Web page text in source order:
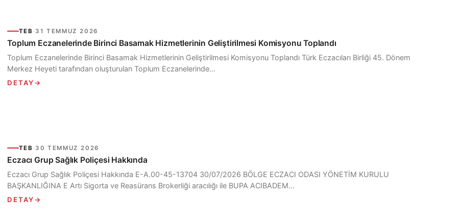
TEB ·31 TEMMUZ 2026
Toplum Eczanelerinde Birinci Basamak Hizmetlerinin Geliştirilmesi Komisyonu Toplandı
Toplum Eczanelerinde Birinci Basamak Hizmetlerinin Geliştirilmesi Komisyonu Toplandı Türk Eczacıları Birliği 45. Dönem
Merkez Heyeti tarafından oluşturulan Toplum Eczanelerinde...
DETAY→
TEB ·30 TEMMUZ 2026
Eczacı Grup Sağlık Poliçesi Hakkında
Eczacı Grup Sağlık Poliçesi Hakkında E-A.00-45-13704 30/07/2026 BÖLGE ECZACI ODASI YÖNETİM KURULU
BAŞKANLIĞINA E Artı Sigorta ve Reasürans Brokerliği aracılığı ile BUPA ACIBADEM...
DETAY→